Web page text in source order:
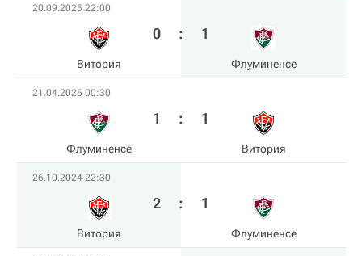
20.09.2025 22:00
Витория
0 : 1
Флуминенсе
21.04.2025 00:30
Флуминенсе
1 : 1
Витория
26.10.2024 22:30
Витория
2 : 1
Флуминенсе